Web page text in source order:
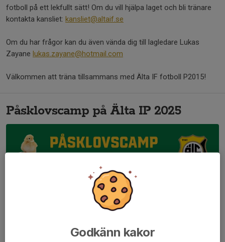
fotboll på ett lekfullt sätt! Om du vill hjälpa laget och bli tränare
kontakta kansliet: kansliet@altaif.se
Om du har frågor kan du även vända dig till lagledare Lukas
Zayane lukas.zayane@hotmail.com
Välkommen att träna tillsammans med Älta IF fotboll P2015!
Påsklovscamp på Älta IP 2025
Godkänn kakor